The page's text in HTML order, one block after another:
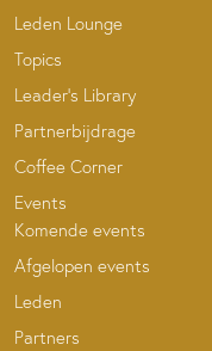
Leden Lounge
Topics
Leader’s Library
Partnerbijdrage
Coffee Corner
Events
Komende events
Afgelopen events
Leden
Partners